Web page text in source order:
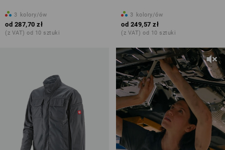
3 kolory/ów
od 287,70 zł
(z VAT) od 10 sztuki
3 kolory/ów
od 249,57 zł
(z VAT) od 10 sztuki